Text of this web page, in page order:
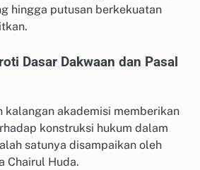
hingga putusan berkekuatan
Dasar Dakwaan dan Pasal
kalangan akademisi memberikan
konstruksi hukum dalam
satunya disampaikan oleh
Chairul Huda.